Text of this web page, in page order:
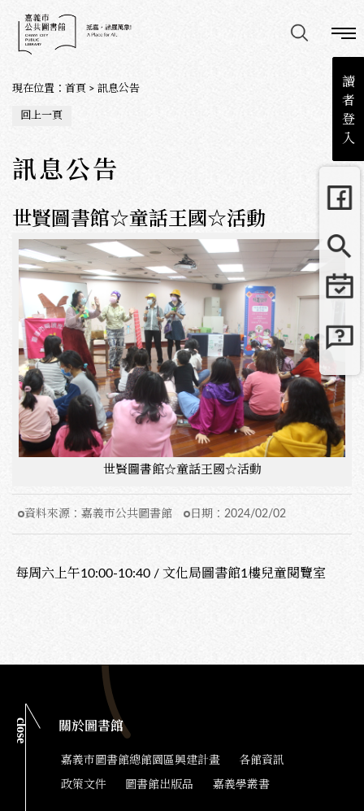
讀
者
登
入
現在位置 ： 首頁 > 訊息公告
回上一頁
訊息公告
世賢圖書館☆童話王國☆活動
世賢圖書館☆童話王國☆活動
資料來源： 嘉義市公共圖書館 日期： 2024/02/02
每周六上午10:00-10:40 / 文化局圖書館1樓兒童閱覽室
close 關於圖書館
嘉義市圖書館總館園區興建計畫 各館資訊
政策文件 圖書館出版品 嘉義學叢書